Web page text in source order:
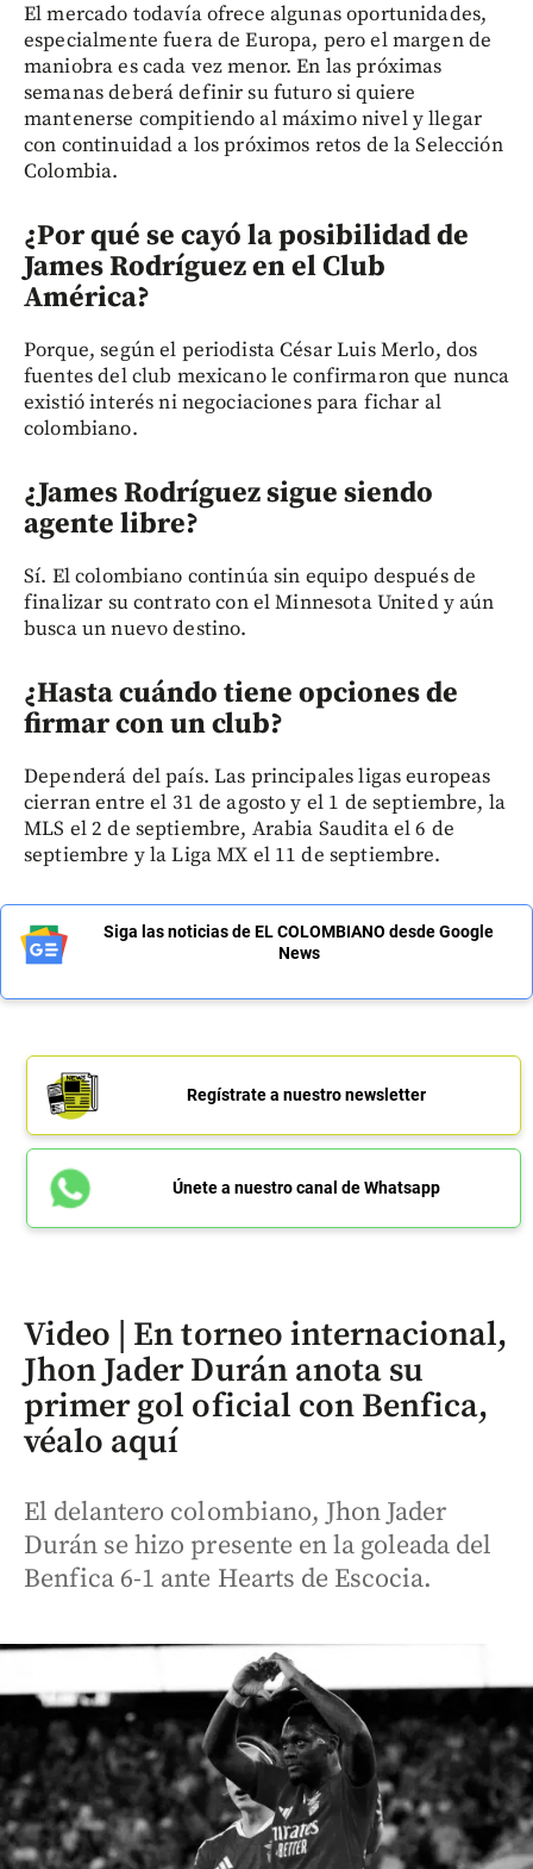
El mercado todavía ofrece algunas oportunidades,
especialmente fuera de Europa, pero el margen de
maniobra es cada vez menor. En las próximas
semanas deberá definir su futuro si quiere
mantenerse compitiendo al máximo nivel y llegar
con continuidad a los próximos retos de la Selección
Colombia.
¿Por qué se cayó la posibilidad de
James Rodríguez en el Club
América?
Porque, según el periodista César Luis Merlo, dos
fuentes del club mexicano le confirmaron que nunca
existió interés ni negociaciones para fichar al
colombiano.
¿James Rodríguez sigue siendo
agente libre?
Sí. El colombiano continúa sin equipo después de
finalizar su contrato con el Minnesota United y aún
busca un nuevo destino.
¿Hasta cuándo tiene opciones de
firmar con un club?
Dependerá del país. Las principales ligas europeas
cierran entre el 31 de agosto y el 1 de septiembre, la
MLS el 2 de septiembre, Arabia Saudita el 6 de
septiembre y la Liga MX el 11 de septiembre.
Siga las noticias de EL COLOMBIANO desde Google
News
Regístrate a nuestro newsletter
Únete a nuestro canal de Whatsapp
Video | En torneo internacional,
Jhon Jader Durán anota su
primer gol oficial con Benfica,
véalo aquí
El delantero colombiano, Jhon Jader
Durán se hizo presente en la goleada del
Benfica 6-1 ante Hearts de Escocia.